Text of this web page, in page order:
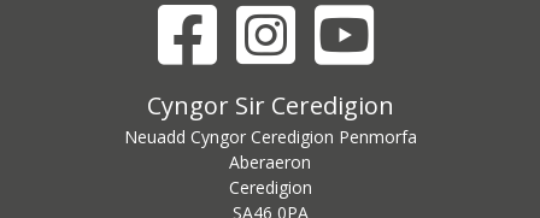
FacebookInstagramYouTube
Cyngor Sir Ceredigion addressCyngor Sir Ceredigion
Neuadd Cyngor Ceredigion Penmorfa
Aberaeron
Ceredigion
SA46 0PA